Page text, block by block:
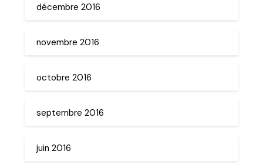
décembre 2016
novembre 2016
octobre 2016
septembre 2016
juin 2016